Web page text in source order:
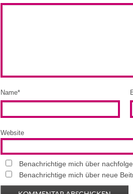
Name*
Website
Benachrichtige mich über
Benachrichtige mich über neue